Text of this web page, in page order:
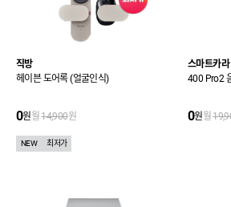
직방
헤이븐 도어록 (얼굴인식)
0원월14,900원
NEW 최저가
스마트카라
400 Pro2
0원월